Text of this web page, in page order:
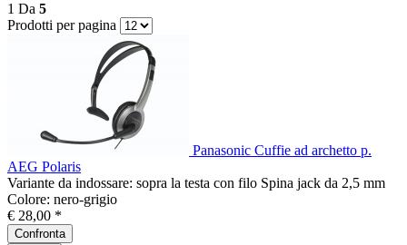
1 Da 5
Prodotti per pagina
Panasonic Cuffie ad archetto p.
AEG Polaris
Variante da indossare: sopra la testa con filo Spina jack da 2,5 mm
Colore: nero-grigio
€ 28,00 *
Confronta